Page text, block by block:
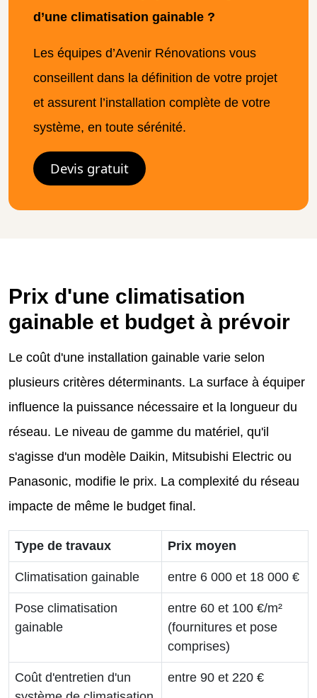
d’une climatisation gainable ?
Les équipes d’Avenir Rénovations vous
conseillent dans la définition de votre projet
et assurent l’installation complète de votre
système, en toute sérénité.
Devis gratuit
Prix d'une climatisation
gainable et budget à prévoir
Le coût d'une installation gainable varie selon
plusieurs critères déterminants. La surface à équiper
influence la puissance nécessaire et la longueur du
réseau. Le niveau de gamme du matériel, qu'il
s'agisse d'un modèle Daikin, Mitsubishi Electric ou
Panasonic, modifie le prix. La complexité du réseau
impacte de même le budget final.
Type de travaux Prix moyen
Climatisation gainable entre 6 000 et 18 000 €
Pose climatisation
gainable
entre 60 et 100 €/m²
(fournitures et pose
comprises)
Coût d'entretien d'un
entre 90 et 220 €